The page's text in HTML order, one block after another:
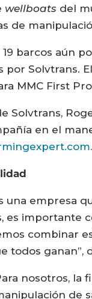
wellboats del
de
19 barcos aún
por Solvtrans.
MMC First
Solvtrans,
en el
una empresa
es importante
combinar
todos ganan”,
nosotros,
de